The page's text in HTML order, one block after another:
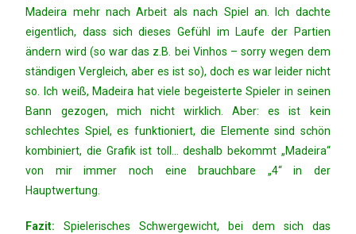
Madeira mehr nach Arbeit als nach Spiel an. Ich dachte
eigentlich, dass sich dieses Gefühl im Laufe der Partien
ändern wird (so war das z.B. bei Vinhos – sorry wegen dem
ständigen Vergleich, aber es ist so), doch es war leider nicht
so. Ich weiß, Madeira hat viele begeisterte Spieler in seinen
Bann gezogen, mich nicht wirklich. Aber: es ist kein
schlechtes Spiel, es funktioniert, die Elemente sind schön
kombiniert, die Grafik ist toll… deshalb bekommt „Madeira“
von mir immer noch eine brauchbare „4“ in der
Hauptwertung.
Fazit:Spielerisches Schwergewicht, bei dem sich das